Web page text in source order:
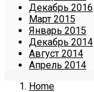
Декабрь 2016
Март 2015
Январь 2015
Декабрь 2014
Август 2014
Апрель 2014
Home